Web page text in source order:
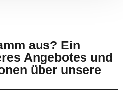
aus? Ein
Angebotes und
über unsere